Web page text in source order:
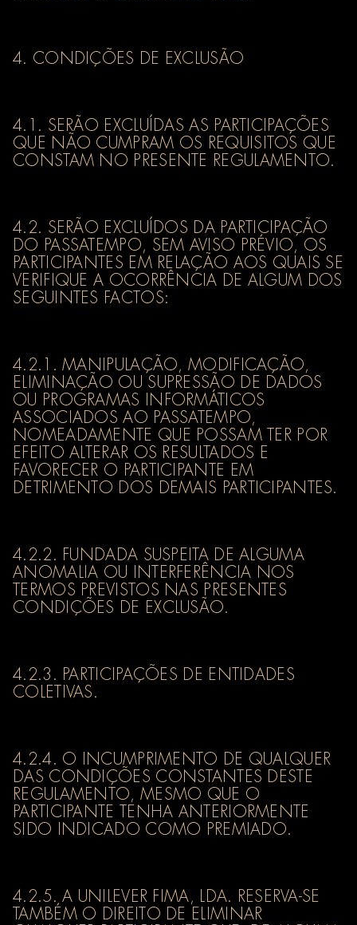
4. CONDIÇÕES DE EXCLUSÃO
4.1. SERÃO EXCLUÍDAS AS PARTICIPAÇÕES
QUE NÃO CUMPRAM OS REQUISITOS QUE
CONSTAM NO PRESENTE REGULAMENTO.
4.2. SERÃO EXCLUÍDOS DA PARTICIPAÇÃO
DO PASSATEMPO, SEM AVISO PRÉVIO, OS
PARTICIPANTES EM RELAÇÃO AOS QUAIS SE
VERIFIQUE A OCORRÊNCIA DE ALGUM DOS
SEGUINTES FACTOS:
4.2.1. MANIPULAÇÃO, MODIFICAÇÃO,
ELIMINAÇÃO OU SUPRESSÃO DE DADOS
OU PROGRAMAS INFORMÁTICOS
ASSOCIADOS AO PASSATEMPO,
NOMEADAMENTE QUE POSSAM TER POR
EFEITO ALTERAR OS RESULTADOS E
FAVORECER O PARTICIPANTE EM
DETRIMENTO DOS DEMAIS PARTICIPANTES.
4.2.2. FUNDADA SUSPEITA DE ALGUMA
ANOMALIA OU INTERFERÊNCIA NOS
TERMOS PREVISTOS NAS PRESENTES
CONDIÇÕES DE EXCLUSÃO.
4.2.3. PARTICIPAÇÕES DE ENTIDADES
COLETIVAS.
4.2.4. O INCUMPRIMENTO DE QUALQUER
DAS CONDIÇÕES CONSTANTES DESTE
REGULAMENTO, MESMO QUE O
PARTICIPANTE TENHA ANTERIORMENTE
SIDO INDICADO COMO PREMIADO.
4.2.5. A UNILEVER FIMA, LDA. RESERVA-SE
TAMBÉM O DIREITO DE ELIMINAR